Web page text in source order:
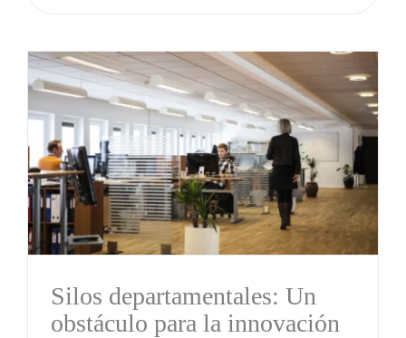
Silos departamentales: Un
obstáculo para la innovación